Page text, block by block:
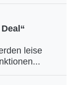
leise